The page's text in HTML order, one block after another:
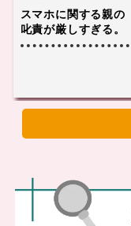
スマホに関する親の
叱責が厳しすぎる。